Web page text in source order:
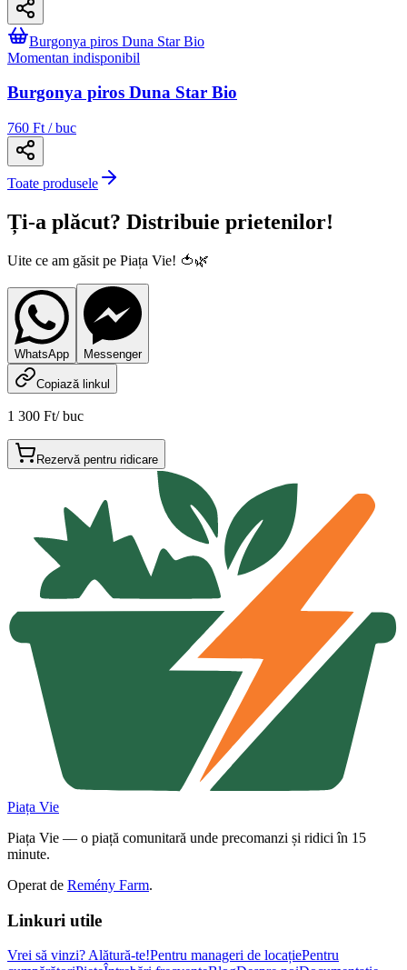
Burgonya piros Duna Star Bio
Momentan indisponibil
Burgonya piros Duna Star Bio
760 Ft / buc
Toate produsele
Ți-a plăcut? Distribuie prietenilor!
Uite ce am găsit pe Piața Vie! 🍅🌿
WhatsApp Messenger
Copiază linkul
1 300 Ft/buc
Rezervă pentru ridicare
Piața Vie
Piața Vie — o piață comunitară unde precomanzi și ridici în 15
minute.
Operat de Remény Farm.
Linkuri utile
Vrei să vinzi? Alătură-te!Pentru manageri de locațiePentru